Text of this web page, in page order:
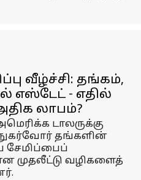
வீழ்ச்சி: தங்கம்,
எஸ்டேட் - எதில்
லாபம்?
டாலருக்கு
நுகர்வோர் தங்களின்
சேமிப்பைப்
முதலீட்டு வழிகளைத்